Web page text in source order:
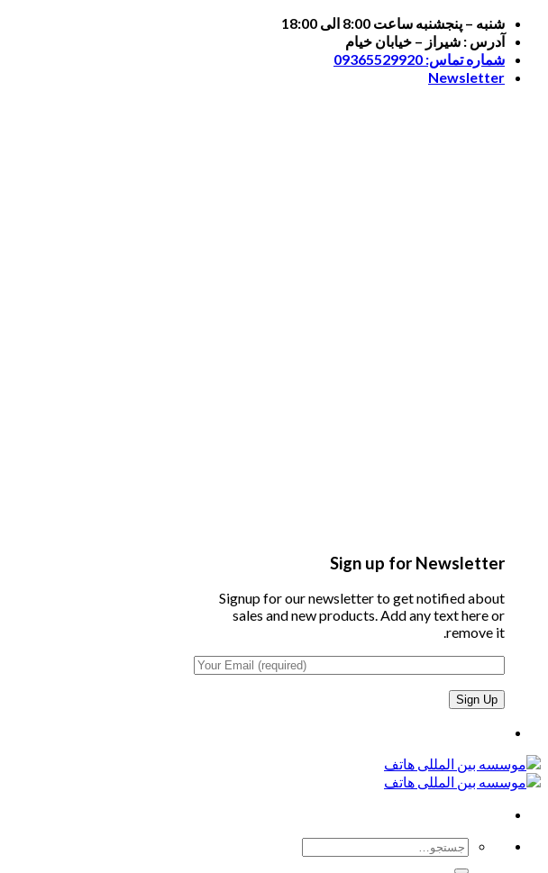
Skip
content
شنبه – پنجشنبه ساعت 8:00 الی 18:00
آدرس : شیراز – خیابان خیام
شماره تماس: 09365529920
Newsletter
Sign up for Newsletter
Signup for our newsletter to get notified about
sales and new products. Add any text here or
remove it.
جستجو